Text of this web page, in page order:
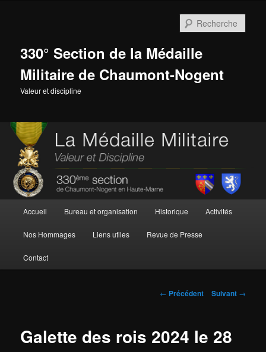
330° Section de la Médaille
Militaire de Chaumont-Nogent
Valeur et discipline
principal
Accueil Bureau et organisation Historique Activités
Nos Hommages Liens utiles Revue de Presse
Contact
Navigation
← Précédent Suivant →
Galette des rois 2024 le 28